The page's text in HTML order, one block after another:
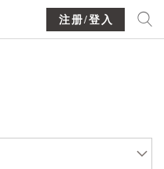
注册/登入